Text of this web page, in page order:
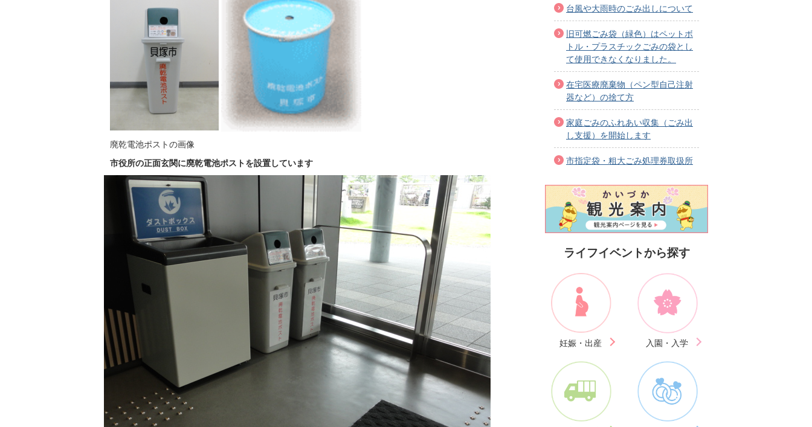
廃乾電池ポストの画像
市役所の正面玄関に廃乾電池ポストを設置しています
台風や大雨時のごみ出しについて
旧可燃ごみ袋（緑色）はペットボ
トル・プラスチックごみの袋とし
て使用できなくなりました。
在宅医療廃棄物（ペン型自己注射
器など）の捨て方
家庭ごみのふれあい収集（ごみ出
し支援）を開始します
市指定袋・粗大ごみ処理券取扱所
ライフイベントから探す
妊娠・出産 入園・入学